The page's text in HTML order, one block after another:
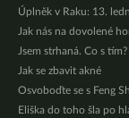
Úplněk v Raku: 13.
Jak nás na dovolené
Jsem strhaná. Co s tím?
Jak se zbavit akné
Osvoboďte se s Feng
Eliška do toho šla po